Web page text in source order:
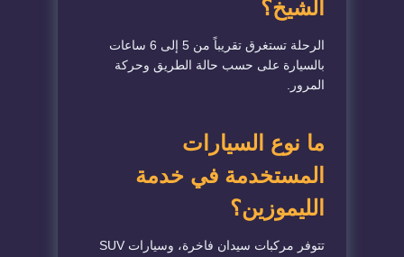
الشيخ؟
الرحلة تستغرق تقريباً من 5 إلى 6 ساعات
بالسيارة على حسب حالة الطريق وحركة
المرور.
ما نوع السيارات
المستخدمة في خدمة
الليموزين؟
تتوفر مركبات سيدان فاخرة، وسيارات SUV